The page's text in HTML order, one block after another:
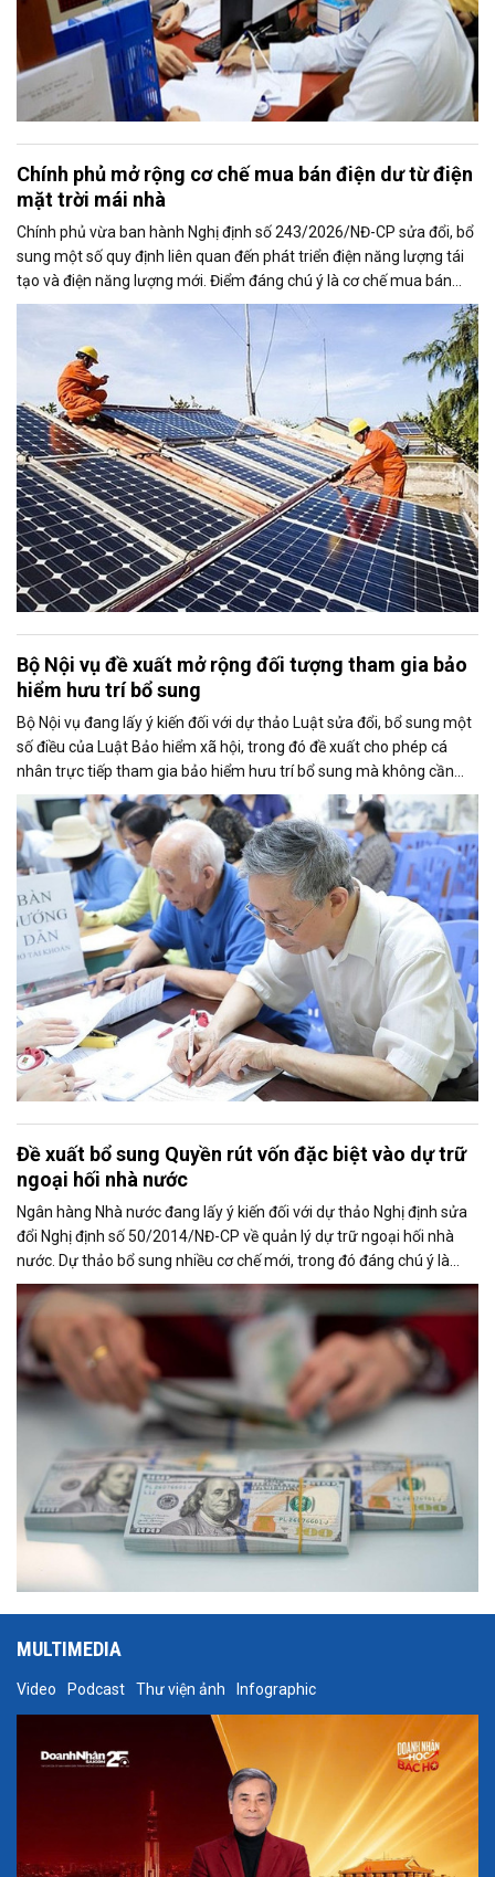
Chính phủ mở rộng cơ chế mua bán điện dư từ điện
mặt trời mái nhà
Chính phủ vừa ban hành Nghị định số 243/2026/NĐ-CP sửa đổi, bổ
sung một số quy định liên quan đến phát triển điện năng lượng tái
tạo và điện năng lượng mới. Điểm đáng chú ý là cơ chế mua bán
điện dư từ các hệ thống điện mặt trời mái nhà được mở rộng, trong
đó nâng tỷ lệ sản lượng điện dư được phép giao dịch từ 20% lên tối
đa 50%, tạo thêm động lực cho người dân và doanh nghiệp đầu tư
vào nguồn điện sạch.
Bộ Nội vụ đề xuất mở rộng đối tượng tham gia bảo
hiểm hưu trí bổ sung
Bộ Nội vụ đang lấy ý kiến đối với dự thảo Luật sửa đổi, bổ sung một
số điều của Luật Bảo hiểm xã hội, trong đó đề xuất cho phép cá
nhân trực tiếp tham gia bảo hiểm hưu trí bổ sung mà không cần
thông qua người sử dụng lao động. Dự thảo cũng điều chỉnh cách
tính thời gian đóng bảo hiểm xã hội nhằm bảo đảm quyền lợi cho
người tham gia.
Đề xuất bổ sung Quyền rút vốn đặc biệt vào dự trữ
ngoại hối nhà nước
Ngân hàng Nhà nước đang lấy ý kiến đối với dự thảo Nghị định sửa
đổi Nghị định số 50/2014/NĐ-CP về quản lý dự trữ ngoại hối nhà
nước. Dự thảo bổ sung nhiều cơ chế mới, trong đó đáng chú ý là
việc đưa Quyền rút vốn đặc biệt (SDR) của Quỹ Tiền tệ Quốc tế
(IMF) vào nguồn hình thành dự trữ ngoại hối quốc gia.
MULTIMEDIA
Video Podcast Thư viện ảnh Infographic